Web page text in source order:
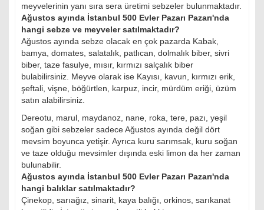
meyvelerinin yanı sıra sera üretimi sebzeler bulunmaktadır.
Ağustos ayında İstanbul 500 Evler Pazarı Pazarı'nda
hangi sebze ve meyveler satılmaktadır?
Ağustos ayında sebze olacak en çok pazarda Kabak,
bamya, domates, salatalık, patlıcan, dolmalık biber, sivri
biber, taze fasulye, mısır, kırmızı salçalık biber
bulabilirsiniz. Meyve olarak ise Kayısı, kavun, kırmızı erik,
şeftali, vişne, böğürtlen, karpuz, incir, mürdüm eriği, üzüm
satın alabilirsiniz.
Dereotu, marul, maydanoz, nane, roka, tere, pazı, yeşil
soğan gibi sebzeler sadece Ağustos ayında değil dört
mevsim boyunca yetişir. Ayrıca kuru sarımsak, kuru soğan
ve taze olduğu mevsimler dışında eski limon da her zaman
bulunabilir.
Ağustos ayında İstanbul 500 Evler Pazarı Pazarı'nda
hangi balıklar satılmaktadır?
Çinekop, sarıağız, sinarit, kaya balığı, orkinos, sarıkanat